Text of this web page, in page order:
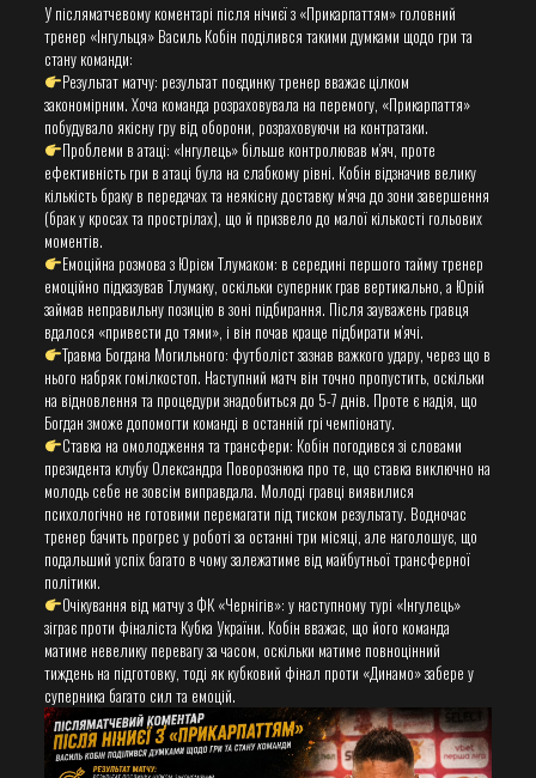
У післяматчевому коментарі після нічиєї з «Прикарпаттям» головний
тренер «Інгульця» Василь Кобін поділився такими думками щодо гри та
стану команди:
​Результат матчу: результат поєдинку тренер вважає цілком
закономірним. Хоча команда розраховувала на перемогу, «Прикарпаття»
побудувало якісну гру від оборони, розраховуючи на контратаки.
​Проблеми в атаці: «Інгулець» більше контролював м’яч, проте
ефективність гри в атаці була на слабкому рівні. Кобін відзначив велику
кількість браку в передачах та неякісну доставку м’яча до зони завершення
(брак у кросах та прострілах), що й призвело до малої кількості гольових
моментів.
​Емоційна розмова з Юрієм Тлумаком: в середині першого тайму тренер
емоційно підказував Тлумаку, оскільки суперник грав вертикально, а Юрій
займав неправильну позицію в зоні підбирання. Після зауважень гравця
вдалося «привести до тями», і він почав краще підбирати м’ячі.
​Травма Богдана Могильного: футболіст зазнав важкого удару, через що в
нього набряк гомілкостоп. Наступний матч він точно пропустить, оскільки
на відновлення та процедури знадобиться до 5-7 днів. Проте є надія, що
Богдан зможе допомогти команді в останній грі чемпіонату.
​Ставка на омолодження та трансфери: Кобін погодився зі словами
президента клубу Олександра Поворознюка про те, що ставка виключно на
молодь себе не зовсім виправдала. Молоді гравці виявилися
психологічно не готовими перемагати під тиском результату. Водночас
тренер бачить прогрес у роботі за останні три місяці, але наголошує, що
подальший успіх багато в чому залежатиме від майбутньої трансферної
політики.
​Очікування від матчу з ФК «Чернігів»: у наступному турі «Інгулець»
зіграє проти фіналіста Кубка України. Кобін вважає, що його команда
матиме невелику перевагу за часом, оскільки матиме повноцінний
тиждень на підготовку, тоді як кубковий фінал проти «Динамо» забере у
суперника багато сил та емоцій.